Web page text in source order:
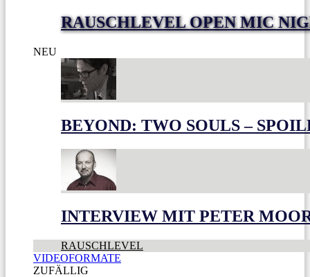
RAUSCHLEVEL OPEN MIC
NEU
BEYOND: TWO SOULS –
INTERVIEW MIT PETER
RAUSCHLEVEL
VIDEOFORMATE
ZUFÄLLIG